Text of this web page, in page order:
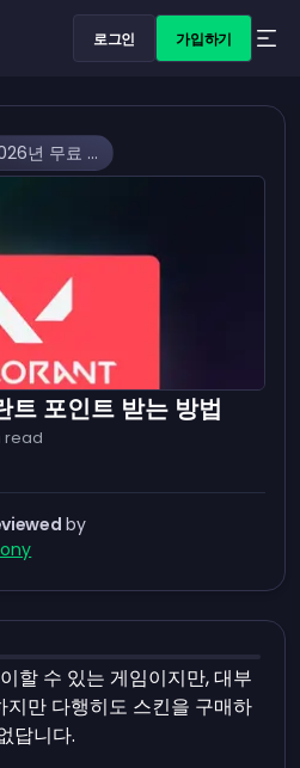
로그인 가입하기
2026년 무료 발로란트 포인트 받는 방법
포인트 받는 방법
read
by
할 수 있는 게임이지만, 대부
지만 다행히도 스킨을 구매하
답니다.